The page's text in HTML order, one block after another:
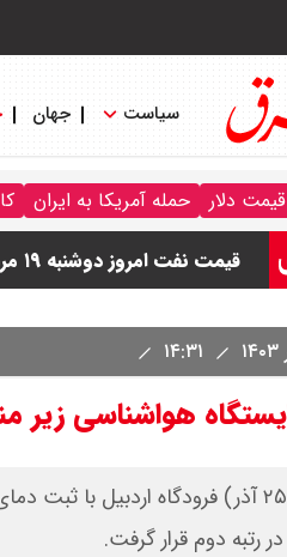
سیاست جهان
قیمت دلار حمله آمریکا به ایران
قیمت دلار و یورو امروز دوشنبه ۲۰ مرداد ۱۴۰۵ / قیمت دلار چند؟ + جدول
قیمت سکه پارسیان امروز دوشنبه ۱۹ مرداد ۱۴۰۵ / سکه پارسیان ۱۰۰ سوتی
قیمت نفت امروز دوشنبه ۱۹ مرداد ۱۴۰۵ / نفت افزایشی شد + جدول